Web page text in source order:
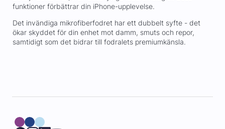
funktioner förbättrar din iPhone-upplevelse.
Det invändiga mikrofiberfodret har ett dubbelt syfte - det
ökar skyddet för din enhet mot damm, smuts och repor,
samtidigt som det bidrar till fodralets premiumkänsla.